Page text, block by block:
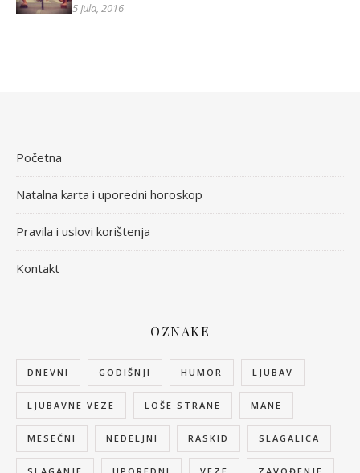
5 Jula, 2016
Početna
Natalna karta i uporedni horoskop
Pravila i uslovi korištenja
Kontakt
OZNAKE
DNEVNI GODIŠNJI HUMOR LJUBAV
LJUBAVNE VEZE LOŠE STRANE MANE
MESEČNI NEDELJNI RASKID SLAGALICA